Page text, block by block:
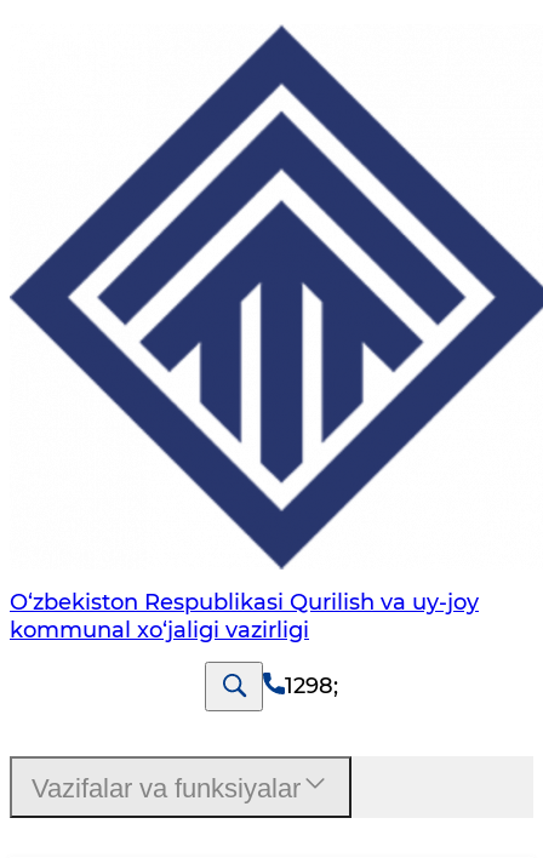
O‘zbekiston Respublikasi Qurilish va uy-joy
kommunal xo‘jaligi vazirligi
1298;
Vazifalar va funksiyalar